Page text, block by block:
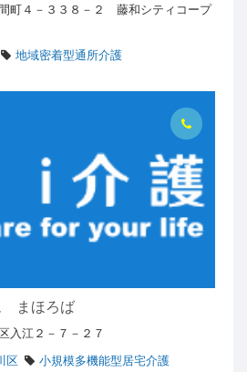
町４－３３８－２ 藤和シティコープ
地域密着型通所介護
まほろば
入江２－７－２７
区
小規模多機能型居宅介護